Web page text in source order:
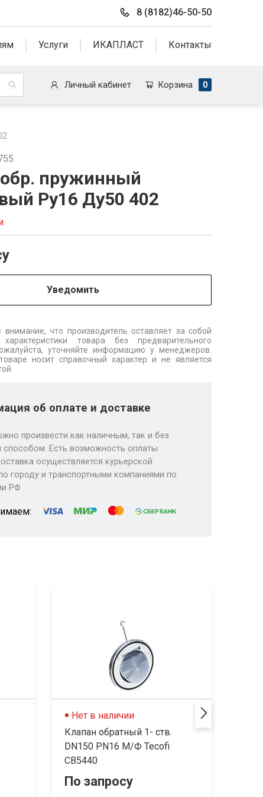
8 (8182)46-50-50
Услуги ИКАПЛАСТ Контакты
Личный кабинет Корзина 0
пружинный
Ру16 Ду50 402
Уведомить
что производитель оставляет за собой
товара без предварительного
уточняйте информацию у менеджеров.
носит справочный характер и не является
об оплате и доставке
произвести как наличным, так и без
способом. Есть возможность оплаты
осуществляется курьерской
городу и транспортными компаниями по
РФ
Нет в наличии
Клапан обратный 1- ств.
DN150 PN16 М/Ф Tecofi
СВ5440
По запросу